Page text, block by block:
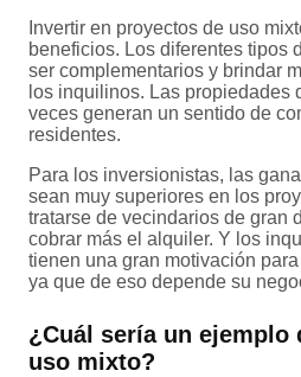
Invertir en proyectos de uso
beneficios. Los diferentes tipos
ser complementarios y brindar
los inquilinos. Las propiedades
veces generan un sentido de
residentes.
Para los inversionistas, las
sean muy superiores en los
tratarse de vecindarios de gran
cobrar más el alquiler. Y los
tienen una gran motivación
ya que de eso depende su
¿Cuál sería un ejemplo
uso mixto?